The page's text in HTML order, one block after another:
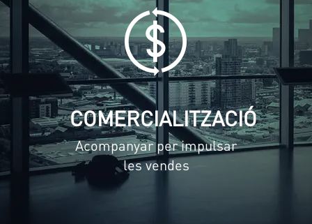
COMERCIALITZACIÓ
Acompanyar per impulsar
les vendes